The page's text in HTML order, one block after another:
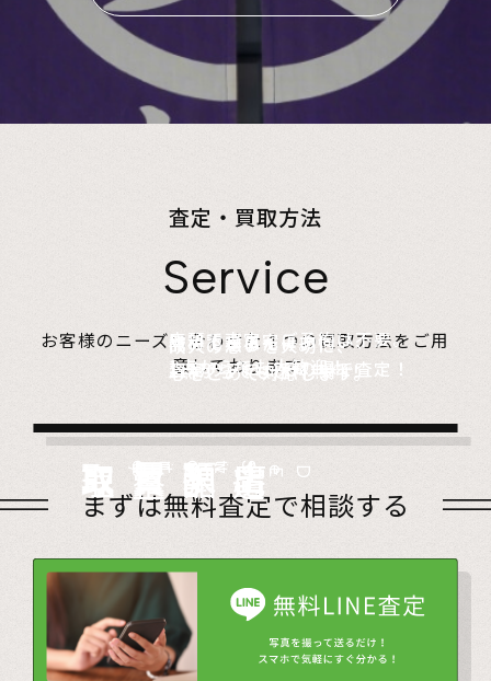
査定・買取方法
Service
お客様のニーズに合わせた４つの買取方法をご用
意しております。
Store
店頭買取
店頭で査定、ご予約は不要。
1点からでも大歓迎！
Visit
出張買取
無料でご自宅にお伺い、
査定のプロがその場で査定！
Del
i
very
宅配買取
詰めて送るだけ。
1点からでも送料無料！
Estate
遺品整理
故人の想いを大切に、
心をこめて対応します。
まずは無料査定で相談する